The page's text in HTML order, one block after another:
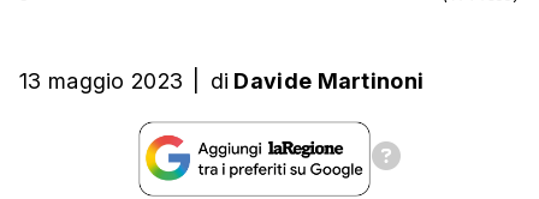
13 maggio 2023 di Davide Martinoni